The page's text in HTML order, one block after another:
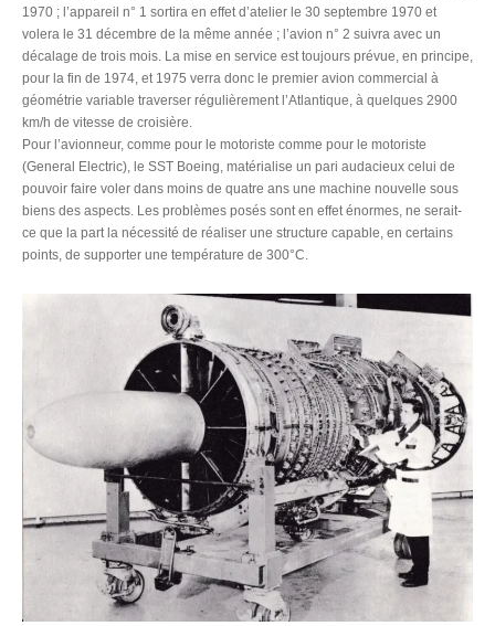
1970 ; l’appareil n° 1 sortira en effet d’atelier le 30 septembre 1970 et
volera le 31 décembre de la même année ; l’avion n° 2 suivra avec un
décalage de trois mois. La mise en service est toujours prévue, en principe,
pour la fin de 1974, et 1975 verra donc le premier avion commercial à
géométrie variable traverser régulièrement l’Atlantique, à quelques 2900
km/h de vitesse de croisière.
Pour l’avionneur, comme pour le motoriste comme pour le motoriste
(General Electric), le SST Boeing, matérialise un pari audacieux celui de
pouvoir faire voler dans moins de quatre ans une machine nouvelle sous
biens des aspects. Les problèmes posés sont en effet énormes, ne serait-
ce que la part la nécessité de réaliser une structure capable, en certains
points, de supporter une température de 300°C.